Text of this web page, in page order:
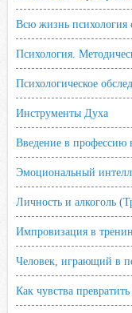
Всю жизнь психология
Психология.
Психологическое
Инструменты Духа
Введение в профессию
Эмоциональный
Личность и алкоголь
Импровизация в
Человек, играющий в
Как чувства